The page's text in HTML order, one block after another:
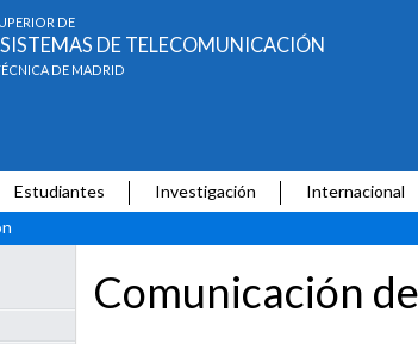
DE
DE TELECOMUNICACIÓN
DE MADRID
Estudiantes Investigación Internacional
Comunicación